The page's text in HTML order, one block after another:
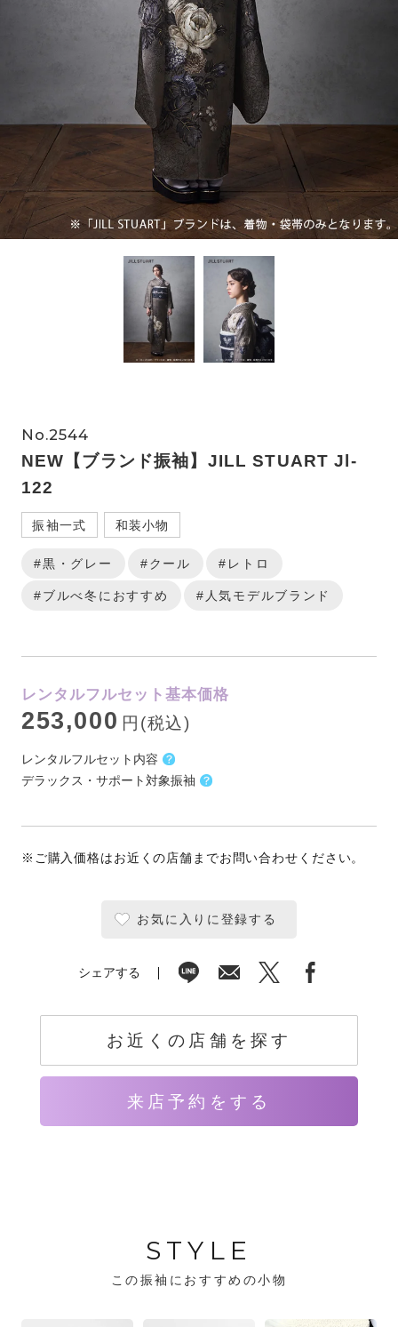
No.2544
NEW【ブランド振袖】JILL STUART Jl-
122
振袖一式 和装小物
#黒・グレー #クール #レトロ
#ブルべ冬におすすめ #人気モデルブランド
レンタルフルセット基本価格
253,000 円(税込)
レンタルフルセット内容
デラックス・サポート対象振袖
※ご購入価格はお近くの店舗までお問い合わせください。
お気に入りに登録する
シェアする
お近くの店舗を探す
来店予約をする
STYLE
この振袖におすすめの小物